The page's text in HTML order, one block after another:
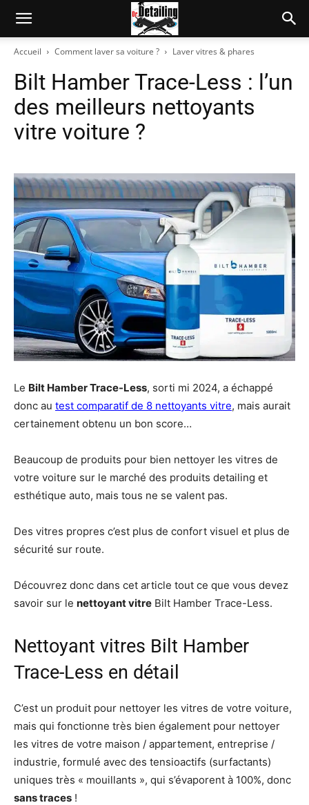
Accueil Comment laver sa voiture ? Laver vitres & phares
Bilt Hamber Trace-Less : l’un
des meilleurs nettoyants
vitre voiture ?
Le Bilt Hamber Trace-Less, sorti mi 2024, a échappé
donc au test comparatif de 8 nettoyants vitre, mais aurait
certainement obtenu un bon score…
Beaucoup de produits pour bien nettoyer les vitres de
votre voiture sur le marché des produits detailing et
esthétique auto, mais tous ne se valent pas.
Des vitres propres c’est plus de confort visuel et plus de
sécurité sur route.
Découvrez donc dans cet article tout ce que vous devez
savoir sur le nettoyant vitre Bilt Hamber Trace-Less.
Nettoyant vitres Bilt Hamber
Trace-Less en détail
C’est un produit pour nettoyer les vitres de votre voiture,
mais qui fonctionne très bien également pour nettoyer
les vitres de votre maison / appartement, entreprise /
industrie, formulé avec des tensioactifs (surfactants)
uniques très « mouillants », qui s’évaporent à 100%, donc
sans traces !